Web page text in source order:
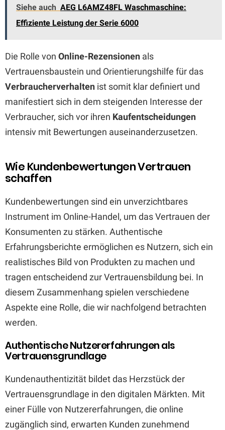
Siehe auch AEG L6AMZ48FL Waschmaschine:
Effiziente Leistung der Serie 6000
Die Rolle von Online-Rezensionen als
Vertrauensbaustein und Orientierungshilfe für das
Verbraucherverhalten ist somit klar definiert und
manifestiert sich in dem steigenden Interesse der
Verbraucher, sich vor ihren Kaufentscheidungen
intensiv mit Bewertungen auseinanderzusetzen.
Wie Kundenbewertungen Vertrauen
schaffen
Kundenbewertungen sind ein unverzichtbares
Instrument im Online-Handel, um das Vertrauen der
Konsumenten zu stärken. Authentische
Erfahrungsberichte ermöglichen es Nutzern, sich ein
realistisches Bild von Produkten zu machen und
tragen entscheidend zur Vertrauensbildung bei. In
diesem Zusammenhang spielen verschiedene
Aspekte eine Rolle, die wir nachfolgend betrachten
werden.
Authentische Nutzererfahrungen als
Vertrauensgrundlage
Kundenauthentizität bildet das Herzstück der
Vertrauensgrundlage in den digitalen Märkten. Mit
einer Fülle von Nutzererfahrungen, die online
zugänglich sind, erwarten Kunden zunehmend